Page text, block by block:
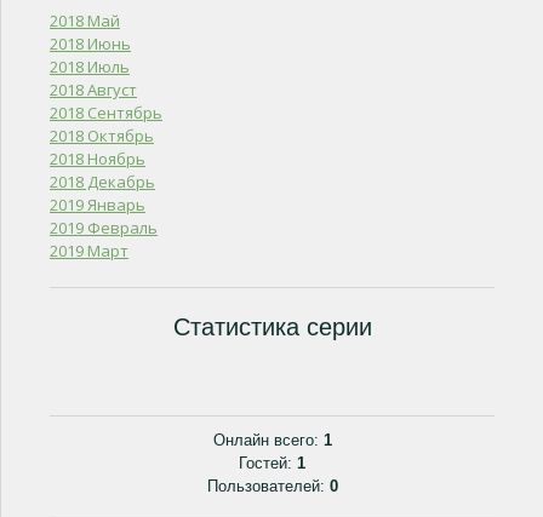
2018 Май
2018 Июнь
2018 Июль
2018 Август
2018 Сентябрь
2018 Октябрь
2018 Ноябрь
2018 Декабрь
2019 Январь
2019 Февраль
2019 Март
Статистика серии
Онлайн всего: 1
Гостей: 1
Пользователей: 0